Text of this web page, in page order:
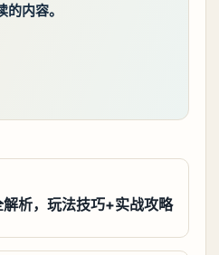
内容。
析，玩法技巧+实战攻略